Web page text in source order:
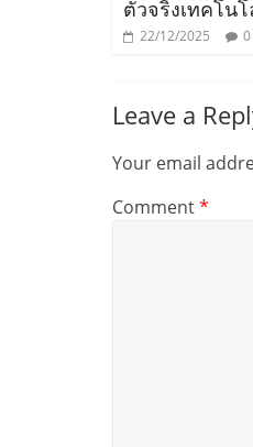
ตัวจริงเทคโน
22/12/2025 0
Leave a
Your email
Comment*